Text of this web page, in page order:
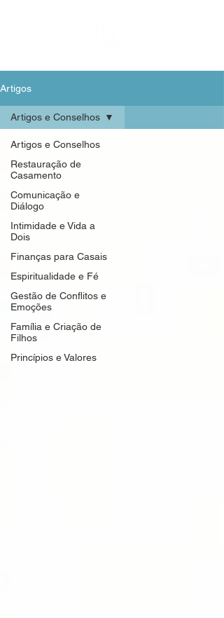
Artigos
Artigos e Conselhos
Restauração de
Casamento
Comunicação e
Diálogo
Intimidade e Vida a
Dois
Finanças para Casais
Espiritualidade e Fé
Gestão de Conflitos e
Emoções
Família e Criação de
Filhos
Princípios e Valores
Artigos e Conselhos